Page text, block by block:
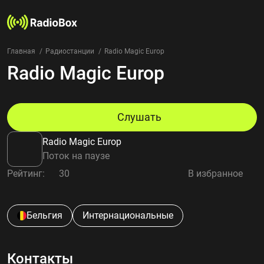
Радиостанции
Страны
Избранное
О нас
Добавить радиостанцию
Конфиденциальность
Главная Радиостанции Radio Magic Europ
Radio Magic Europ
Radio Magic Europ
Поток на паузе
Слушать
Рейтинг: 30 В избранное
Бельгия Интернациональные
Контакты